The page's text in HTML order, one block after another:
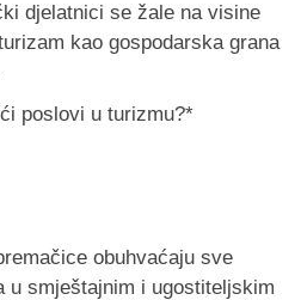
djelatnici se žale na visine
kao gospodarska grana
poslovi u turizmu?*
obuhvaćaju sve
u smještajnim i ugostiteljskim